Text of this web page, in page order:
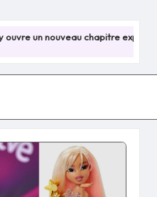
nouveau chapitre explosif avec